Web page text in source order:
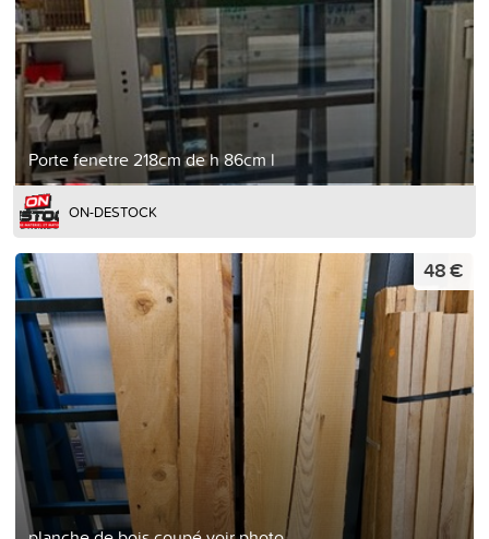
Porte fenetre 218cm de h 86cm l
ON-DESTOCK
48 €